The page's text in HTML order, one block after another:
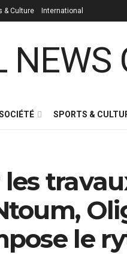
& Culture International
SPORTS &
le